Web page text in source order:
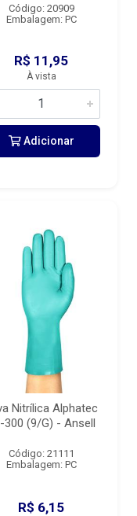
Código: 20909
Embalagem: PC
R$ 11,95
À vista
Adicionar
Nitrílica Alphatec
300 (9/G) - Ansell
Código: 21111
Embalagem: PC
R$ 6,15